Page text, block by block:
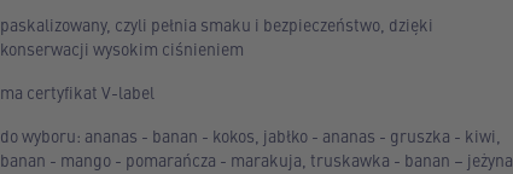
paskalizowany, czyli pełnia smaku i bezpieczeństwo, dzięki
konserwacji wysokim ciśnieniem
ma certyfikat V-label
do wyboru: ananas - banan - kokos, jabłko - ananas - gruszka - kiwi,
banan - mango - pomarańcza - marakuja, truskawka - banan – jeżyna